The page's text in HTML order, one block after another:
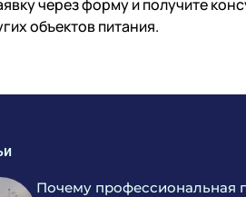
через форму и получите
объектов питания.
Почему профессиональная